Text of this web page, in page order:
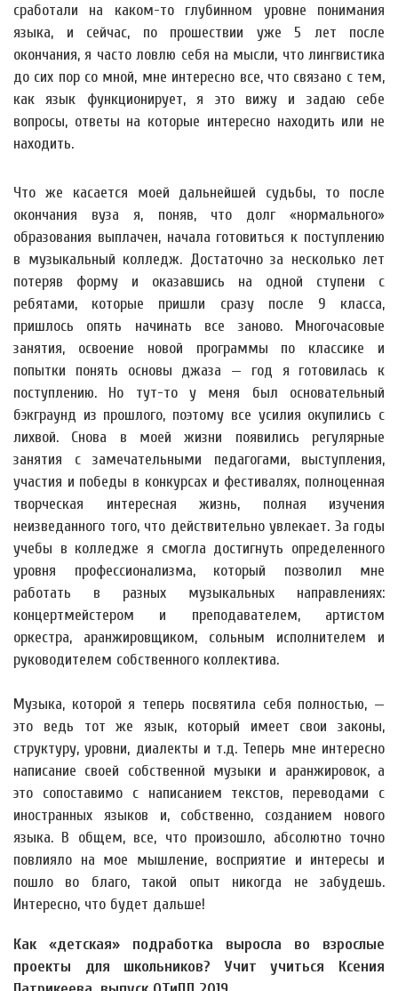
сработали на каком-то глубинном уровне понимания
языка, и сейчас, по прошествии уже 5 лет после
окончания, я часто ловлю себя на мысли, что лингвистика
до сих пор со мной, мне интересно все, что связано с тем,
как язык функционирует, я это вижу и задаю себе
вопросы, ответы на которые интересно находить или не
находить.
Что же касается моей дальнейшей судьбы, то после
окончания вуза я, поняв, что долг «нормального»
образования выплачен, начала готовиться к поступлению
в музыкальный колледж. Достаточно за несколько лет
потеряв форму и оказавшись на одной ступени с
ребятами, которые пришли сразу после 9 класса,
пришлось опять начинать все заново. Многочасовые
занятия, освоение новой программы по классике и
попытки понять основы джаза — год я готовилась к
поступлению. Но тут-то у меня был основательный
бэкграунд из прошлого, поэтому все усилия окупились с
лихвой. Снова в моей жизни появились регулярные
занятия с замечательными педагогами, выступления,
участия и победы в конкурсах и фестивалях, полноценная
творческая интересная жизнь, полная изучения
неизведанного того, что действительно увлекает. За годы
учебы в колледже я смогла достигнуть определенного
уровня профессионализма, который позволил мне
работать в разных музыкальных направлениях:
концертмейстером и преподавателем, артистом
оркестра, аранжировщиком, сольным исполнителем и
руководителем собственного коллектива.
Музыка, которой я теперь посвятила себя полностью, —
это ведь тот же язык, который имеет свои законы,
структуру, уровни, диалекты и т.д. Теперь мне интересно
написание своей собственной музыки и аранжировок, а
это сопоставимо с написанием текстов, переводами с
иностранных языков и, собственно, созданием нового
языка. В общем, все, что произошло, абсолютно точно
повлияло на мое мышление, восприятие и интересы и
пошло во благо, такой опыт никогда не забудешь.
Интересно, что будет дальше!
Как «детская» подработка выросла во взрослые
проекты для школьников? Учит учиться Ксения